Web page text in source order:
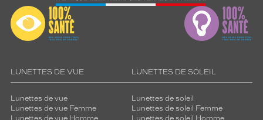
LUNETTES DE VUE
Lunettes de vue
Lunettes de vue Femme
LUNETTES DE SOLEIL
Lunettes de soleil
Lunettes de soleil Femme